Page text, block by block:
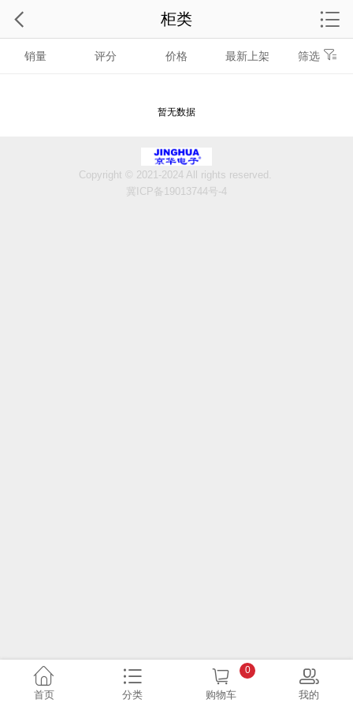
销量 评分 价格 最新上架 筛选
暂无数据
柜类
Copyright © 2021-2024 All rights reserved.
冀ICP备19013744号-4
首页 分类 购物车
0
我的